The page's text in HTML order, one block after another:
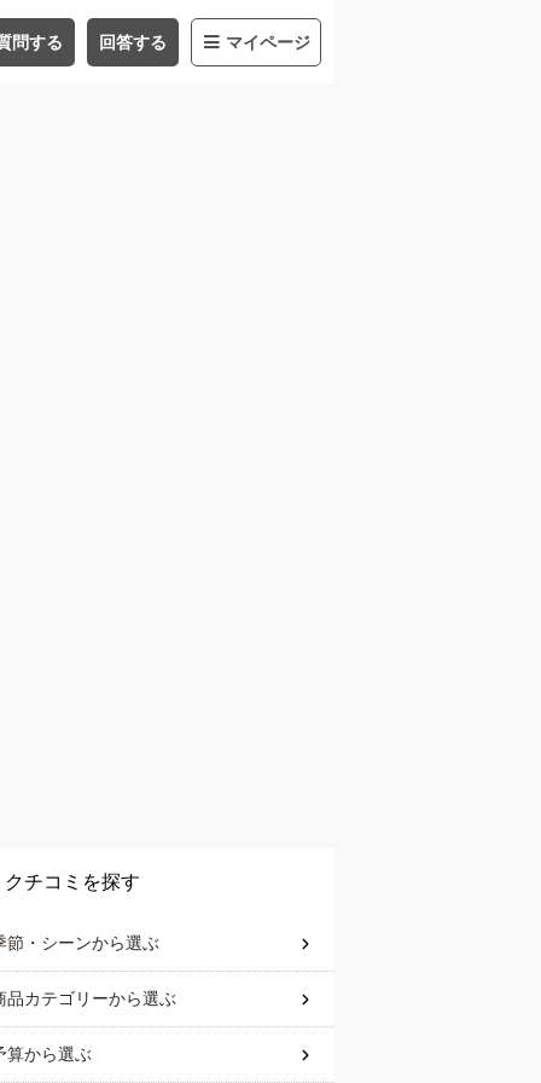
問する 回答する マイページ
クチコミを探す
節・シーンから選ぶ
品カテゴリーから選ぶ
算から選ぶ